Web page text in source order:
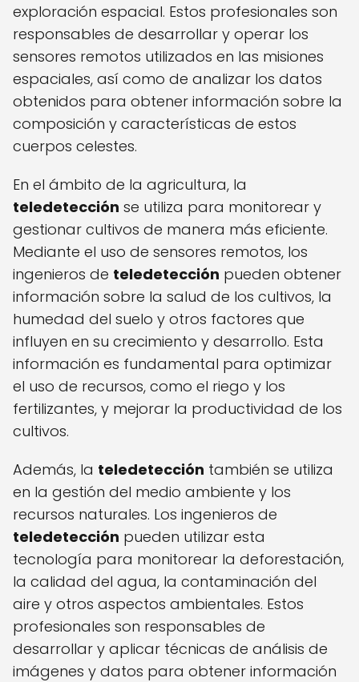
exploración espacial. Estos profesionales son
responsables de desarrollar y operar los
sensores remotos utilizados en las misiones
espaciales, así como de analizar los datos
obtenidos para obtener información sobre la
composición y características de estos
cuerpos celestes.
En el ámbito de la agricultura, la
teledetección se utiliza para monitorear y
gestionar cultivos de manera más eficiente.
Mediante el uso de sensores remotos, los
ingenieros de teledetección pueden obtener
información sobre la salud de los cultivos, la
humedad del suelo y otros factores que
influyen en su crecimiento y desarrollo. Esta
información es fundamental para optimizar
el uso de recursos, como el riego y los
fertilizantes, y mejorar la productividad de los
cultivos.
Además, la teledetección también se utiliza
en la gestión del medio ambiente y los
recursos naturales. Los ingenieros de
teledetección pueden utilizar esta
tecnología para monitorear la deforestación,
la calidad del agua, la contaminación del
aire y otros aspectos ambientales. Estos
profesionales son responsables de
desarrollar y aplicar técnicas de análisis de
imágenes y datos para obtener información